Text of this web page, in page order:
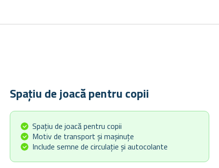
Spațiu de joacă pentru copii
Spațiu de joacă pentru copii
Motiv de transport și mașinuțe
Include semne de circulație și autocolante